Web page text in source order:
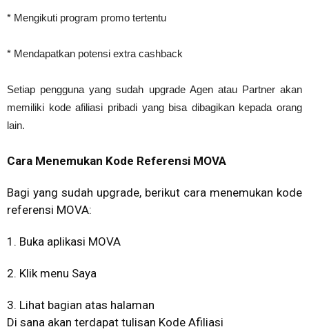
* Mengikuti program promo tertentu
* Mendapatkan potensi extra cashback
Setiap pengguna yang sudah upgrade Agen atau Partner akan
memiliki kode afiliasi pribadi yang bisa dibagikan kepada orang
lain.
Cara Menemukan Kode Referensi MOVA
Bagi yang sudah upgrade, berikut cara menemukan kode
referensi MOVA:
1. Buka aplikasi MOVA
2. Klik menu Saya
3. Lihat bagian atas halaman
Di sana akan terdapat tulisan Kode Afiliasi